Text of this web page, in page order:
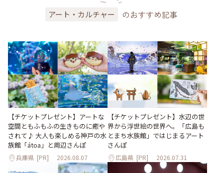
アート・カルチャー のおすすめ記事
【チケットプレゼント】アートな
空間ともふもふの生きものに癒や
されて♪ 大人も楽しめる神戸の水
族館「átoa」と周辺さんぽ
兵庫県 [PR] 2026.08.07
【チケットプレゼント】水辺の世
界から浮世絵の世界へ。「広島も
とまち水族館」ではじまるアート
さんぽ
広島県 [PR] 2026.07.31